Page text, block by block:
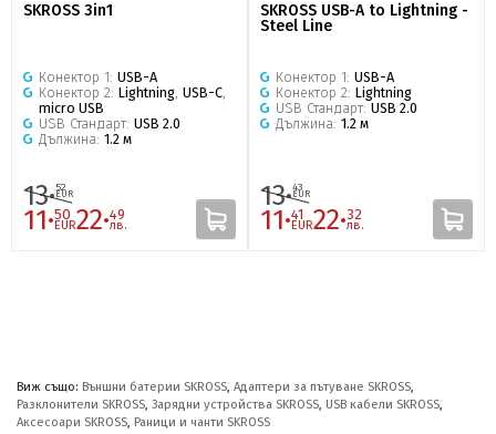
SKROSS 3in1
Конектор 1: USB-A
Конектор 2: Lightning USB-C
micro USB
USB Стандарт: USB 2.0
Дължина: 1.2 м
13·52
EUR
11·50
EUR22·49
лв.
SKROSS USB-A to Lightning -
Steel Line
Конектор 1: USB-A
Конектор 2: Lightning
USB Стандарт: USB 2.0
Дължина: 1.2 м
13·43
EUR
11·41
EUR22·32
лв.
Виж също: Външни батерии SKROSS, Адаптери за пътуване SKROSS,
Разклонители SKROSS, Зарядни устройства SKROSS, USB кабели SKROSS,
Аксесоари SKROSS, Раници и чанти SKROSS